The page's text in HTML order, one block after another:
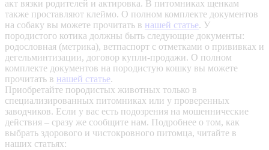
акт вязки родителей и актировка. В питомниках щенкам
также проставляют клеймо. О полном комплекте документов
на собаку вы можете прочитать в нашей статье. У
породистого котика должны быть следующие документы:
родословная (метрика), ветпаспорт с отметками о прививках и
дегельминтизации, договор купли-продажи. О полном
комплекте документов на породистую кошку вы можете
прочитать в нашей статье.
Приобретайте породистых животных только в
специализированных питомниках или у проверенных
заводчиков. Если у вас есть подозрения на мошеннические
действия – сразу же сообщите нам. Подробнее о том, как
выбрать здорового и чистокровного питомца, читайте в
наших статьях: